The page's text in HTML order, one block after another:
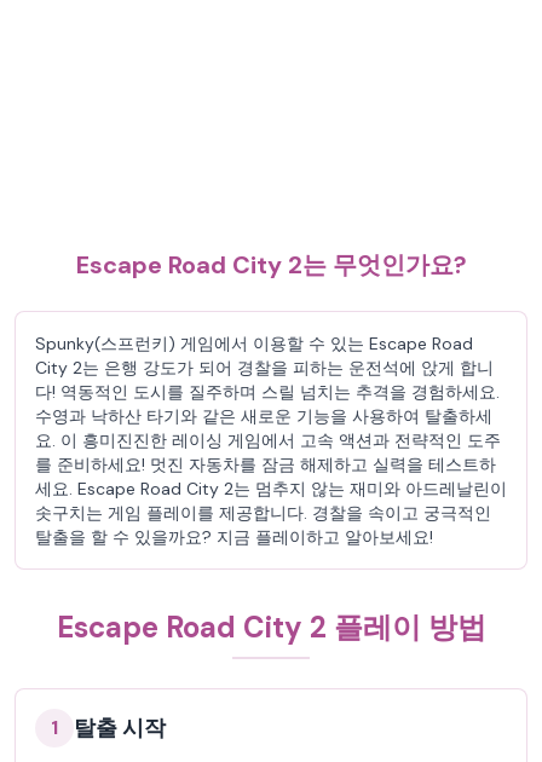
Escape Road City 2는 무엇인가요?
Spunky(스프런키) 게임에서 이용할 수 있는 Escape Road
City 2는 은행 강도가 되어 경찰을 피하는 운전석에 앉게 합니
다! 역동적인 도시를 질주하며 스릴 넘치는 추격을 경험하세요.
수영과 낙하산 타기와 같은 새로운 기능을 사용하여 탈출하세
요. 이 흥미진진한 레이싱 게임에서 고속 액션과 전략적인 도주
를 준비하세요! 멋진 자동차를 잠금 해제하고 실력을 테스트하
세요. Escape Road City 2는 멈추지 않는 재미와 아드레날린이
솟구치는 게임 플레이를 제공합니다. 경찰을 속이고 궁극적인
탈출을 할 수 있을까요? 지금 플레이하고 알아보세요!
Escape Road City 2 플레이 방법
1 탈출 시작